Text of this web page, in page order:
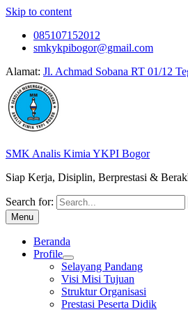
Skip to content
085107152012
smkykpibogor@gmail.com
Alamat: Jl. Achmad Sobana RT 01/12
SMK Analis Kimia YKPI Bogor
Siap Kerja, Disiplin, Berprestasi &
Search for:
Menu
Beranda
Profile
Selayang Pandang
Visi Misi Tujuan
Struktur Organisasi
Prestasi Peserta Didik